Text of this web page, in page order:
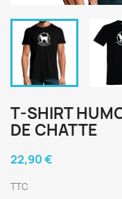
T-SHIRT
DE CHATTE
22,90 €
TTC